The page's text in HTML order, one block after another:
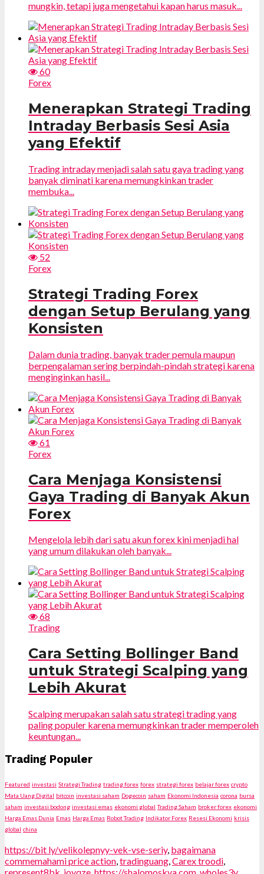
mungkin, tetapi juga mengetahui kapan harus masuk...
60
Forex
Menerapkan Strategi Trading
Intraday Berbasis Sesi Asia
yang Efektif
Trading intraday menjadi salah satu gaya trading yang
banyak diminati karena memungkinkan trader
membuka...
52
Forex
Strategi Trading Forex
dengan Setup Berulang yang
Konsisten
Dalam dunia trading, banyak trader pemula maupun
berpengalaman sering berpindah-pindah strategi karena
menginginkan hasil...
61
Forex
Cara Menjaga Konsistensi
Gaya Trading di Banyak Akun
Forex
Mengelola lebih dari satu akun forex kini menjadi hal
yang umum dilakukan oleh banyak...
68
Trading
Cara Setting Bollinger Band
untuk Strategi Scalping yang
Lebih Akurat
Scalping merupakan salah satu strategi trading yang
paling populer karena memungkinkan trader memperoleh
keuntungan...
Trading Populer
Featured investasi Strategi Trading trading forex forex strategi forex belajar forex crypto
Mata Uang Digital bitcoin investasi saham Dogecoin saham Ekonomi Indonesia corona bursa
saham investasi bodong investasi emas ekonomi global Trading Saham broker forex ekonomi
Harga Emas Dunia Emas Harga Emas Robot Trading Indikator Forex Resesi Ekonomi krisis
global china
https://bit ly/velikolepnyy-vek-vse-seriy, bagaimana
commemahami price action,tradinguang,Carex troodi,